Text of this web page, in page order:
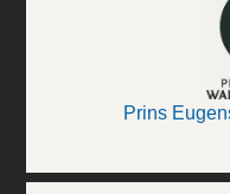
Prins